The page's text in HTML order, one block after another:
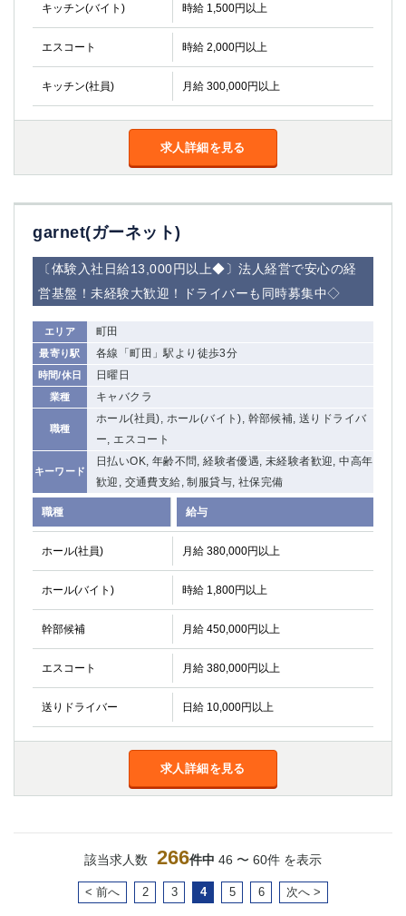
キッチン(バイト) 時給 1,500円以上
エスコート 時給 2,000円以上
キッチン(社員) 月給 300,000円以上
求人詳細を見る
garnet(ガーネット)
〔体験入社日給13,000円以上◆〕法人経営で安心の経
営基盤！未経験大歓迎！ドライバーも同時募集中◇
エリア 町田
最寄り駅 各線「町田」駅より徒歩3分
時間/休日 日曜日
業種 キャバクラ
職種
ホール(社員), ホール(バイト), 幹部候補, 送りドライバ
ー, エスコート
キーワード
日払いOK, 年齢不問, 経験者優遇, 未経験者歓迎, 中高年
歓迎, 交通費支給, 制服貸与, 社保完備
職種 給与
ホール(社員) 月給 380,000円以上
ホール(バイト) 時給 1,800円以上
幹部候補 月給 450,000円以上
エスコート 月給 380,000円以上
送りドライバー 日給 10,000円以上
求人詳細を見る
該当求人数 266件中 46 〜 60件 を表示
< 前へ 2 3 4 5 6 次へ >